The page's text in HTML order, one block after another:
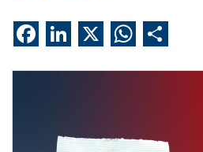
FacebookLinkedIn WhatsApp